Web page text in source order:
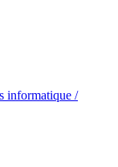
informatique /